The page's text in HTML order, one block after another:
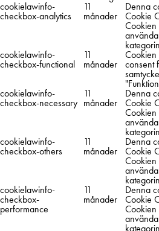
cookielawinfo-
checkbox-analytics
11
månader
Denna
Cookie
cookielawinfo-
checkbox-functional
11
månader
Cookien
consent
cookielawinfo-
checkbox-necessary
11
månader
Denna
Cookie
cookielawinfo-
checkbox-others
11
månader
Denna
Cookie
cookielawinfo-
checkbox-
performance
11
månader
Denna
Cookie